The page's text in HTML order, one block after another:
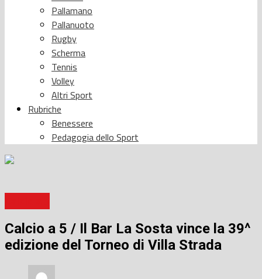
Pallamano
Pallanuoto
Rugby
Scherma
Tennis
Volley
Altri Sport
Rubriche
Benessere
Pedagogia dello Sport
Calcio a 5 / Il Bar La Sosta vince la 39^
edizione del Torneo di Villa Strada